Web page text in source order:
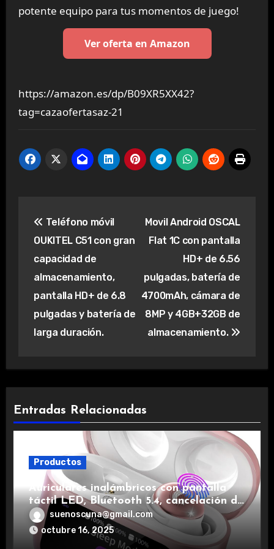
potente equipo para tus momentos de juego!
Ver oferta en Amazon
https://amazon.es/dp/B09XR5XX42?
tag=cazaofertasaz-21
de
entradas
Teléfono móvil
OUKITEL C51 con gran
capacidad de
almacenamiento,
pantalla HD+ de 6.8
pulgadas y batería de
larga duración.
Movil Android OSCAL
Flat 1C con pantalla
HD+ de 6.56
pulgadas, batería de
4700mAh, cámara de
8MP y 4GB+32GB de
almacenamiento.
Entradas Relacionadas
Productos
Auriculares inalámbricos con pantalla
táctil LED, Bluetooth 5.4, cancelación de
ruido, impermeables y de larga duración.
suenoscuna@gmail.com
octubre 16, 2025